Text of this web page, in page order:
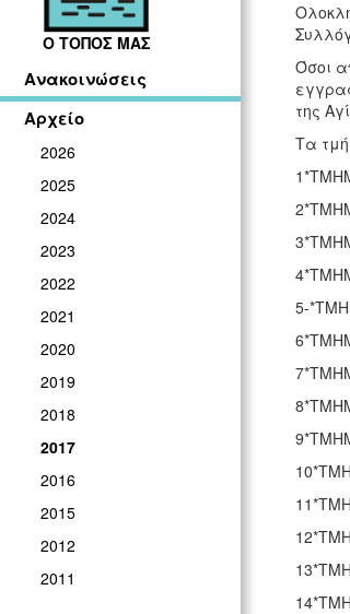
Ο ΤΟΠΟΣ ΜΑΣ
Ανακοινώσεις
Αρχείο
2026
2025
2024
2023
2022
2021
2020
2019
2018
2017
2016
2015
2012
2011
Όσοι
της
Τα
5-